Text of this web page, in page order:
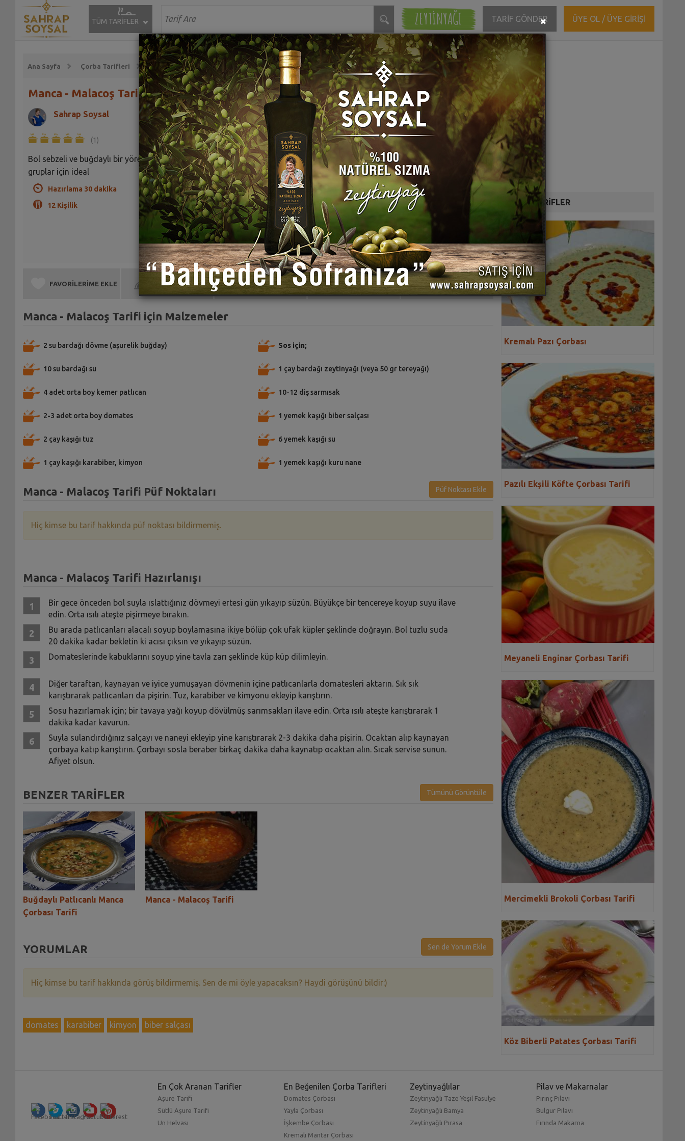
TÜM TARİFLER ZEYTİNYAĞI TARİF GÖNDER ÜYE OL / ÜYE GİRİŞİ
Ana Sayfa Çorba Tarifleri Sebze Çorbası Tarifleri
Manca - Malacoş Tarifi
Sahrap Soysal
(1)
Bol sebzeli ve buğdaylı bir yöresel çorba. Kalabalık
gruplar için ideal
Hazırlama 30 dakika
12 Kişilik
FAVORİLERİME EKLE BEN DE YAPTIM TARİFE PUAN VER TARİFİ PAYLAŞ TARİFİ YAZDIR
Manca - Malacoş Tarifi için Malzemeler
2 su bardağı dövme (aşurelik buğday)
10 su bardağı su
4 adet orta boy kemer patlıcan
2-3 adet orta boy domates
2 çay kaşığı tuz
1 çay kaşığı karabiber, kimyon
Sos için;
1 çay bardağı zeytinyağı (veya 50 gr tereyağı)
10-12 diş sarmısak
1 yemek kaşığı biber salçası
6 yemek kaşığı su
1 yemek kaşığı kuru nane
Manca - Malacoş Tarifi Püf Noktaları Püf Noktası Ekle
Hiç kimse bu tarif hakkında püf noktası bildirmemiş.
Manca - Malacoş Tarifi Hazırlanışı
Bir gece önceden bol suyla ıslattığınız dövmeyi ertesi gün yıkayıp süzün. Büyükçe bir tencereye koyup suyu ilave
edin. Orta ısılı ateşte pişirmeye bırakın.
Bu arada patlıcanları alacalı soyup boylamasına ikiye bölüp çok ufak küpler şeklinde doğrayın. Bol tuzlu suda
20 dakika kadar bekletin ki acısı çıksın ve yıkayıp süzün.
Domateslerinde kabuklarını soyup yine tavla zarı şeklinde küp küp dilimleyin.
Diğer taraftan, kaynayan ve iyice yumuşayan dövmenin içine patlıcanlarla domatesleri aktarın. Sık sık
karıştırarak patlıcanları da pişirin. Tuz, karabiber ve kimyonu ekleyip karıştırın.
Sosu hazırlamak için; bir tavaya yağı koyup dövülmüş sarımsakları ilave edin. Orta ısılı ateşte karıştırarak 1
dakika kadar kavurun.
Suyla sulandırdığınız salçayı ve naneyi ekleyip yine karıştırarak 2-3 dakika daha pişirin. Ocaktan alıp kaynayan
çorbaya katıp karıştırın. Çorbayı sosla beraber birkaç dakika daha kaynatıp ocaktan alın. Sıcak servise sunun.
Afiyet olsun.
BENZER TARİFLER Tümünü Görüntüle
Buğdaylı Patlıcanlı Manca
Çorbası Tarifi
Manca - Malacoş Tarifi
YORUMLAR Sen de Yorum Ekle
Hiç kimse bu tarif hakkında görüş bildirmemiş. Sen de mi öyle yapacaksın? Haydi görüşünü bildir:)
domates karabiber kimyon biber salçası
DİĞER TARİFLER
Kremalı Pazı Çorbası
Pazılı Ekşili Köfte Çorbası Tarifi
Meyaneli Enginar Çorbası Tarifi
Mercimekli Brokoli Çorbası Tarifi
Köz Biberli Patates Çorbası Tarifi
En Çok Aranan Tarifler
Aşure Tarifi
Sütlü Aşure Tarifi
Un Helvası
En Beğenilen Çorba Tarifleri
Domates Çorbası
Yayla Çorbası
İşkembe Çorbası
Kremalı Mantar Çorbası
Zeytinyağlılar
Zeytinyağlı Taze Yeşil Fasulye
Zeytinyağlı Bamya
Zeytinyağlı Pırasa
Pilav ve Makarnalar
Pirinç Pilavı
Bulgur Pilavı
Fırında Makarna
×Close